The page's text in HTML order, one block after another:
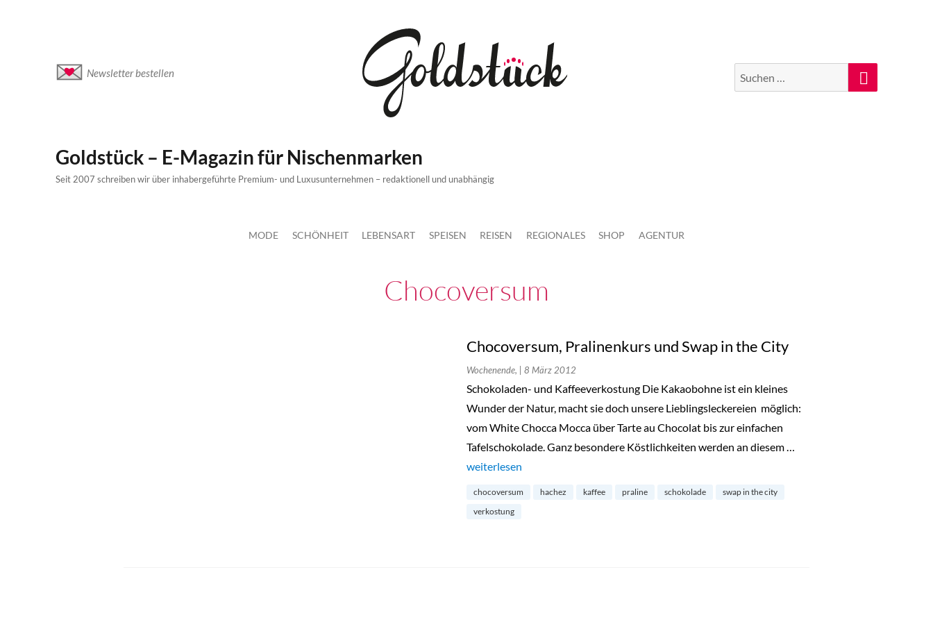
Newsletter bestellen
Suche
nach:
Suchen
Goldstück – E-Magazin für Nischenmarken
Seit 2007 schreiben wir über inhabergeführte Premium- und Luxusunternehmen – redaktionell und unabhängig
MODE SCHÖNHEIT LEBENSART SPEISEN REISEN REGIONALES SHOP AGENTUR
Chocoversum
Chocoversum, Pralinenkurs und Swap in the City
Wochenende, | 8 März 2012
Schokoladen- und Kaffeeverkostung Die Kakaobohne ist ein kleines
Wunder der Natur, macht sie doch unsere Lieblingsleckereien möglich:
vom White Chocca Mocca über Tarte au Chocolat bis zur einfachen
Tafelschokolade. Ganz besondere Köstlichkeiten werden an diesem …
„Chocoversum, Pralinenkurs und Swap in the City“
weiterlesen
chocoversum hachez kaffee praline schokolade
swap in the city
verkostung